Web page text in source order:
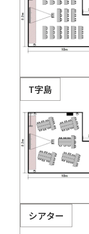
T字島
シアター